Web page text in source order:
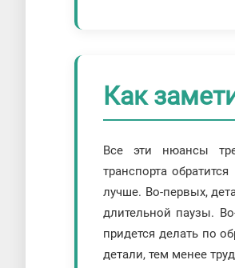
Как
Все эти нюансы
транспорта
лучше. Во-первых,
длительной паузы.
придется делать по
детали, тем менее